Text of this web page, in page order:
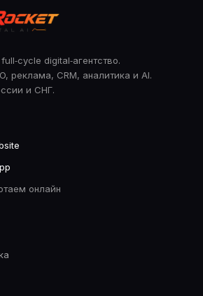
digital‑агентство.
реклама, CRM, аналитика и AI.
и СНГ.
онлайн